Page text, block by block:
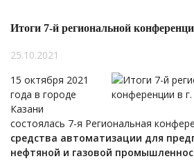
Итоги 7-й региональной
25.10.2021
15 октября 2021
года в городе
Казани
состоялась 7-я Региональная
средства автоматизации для
нефтяной и газовой